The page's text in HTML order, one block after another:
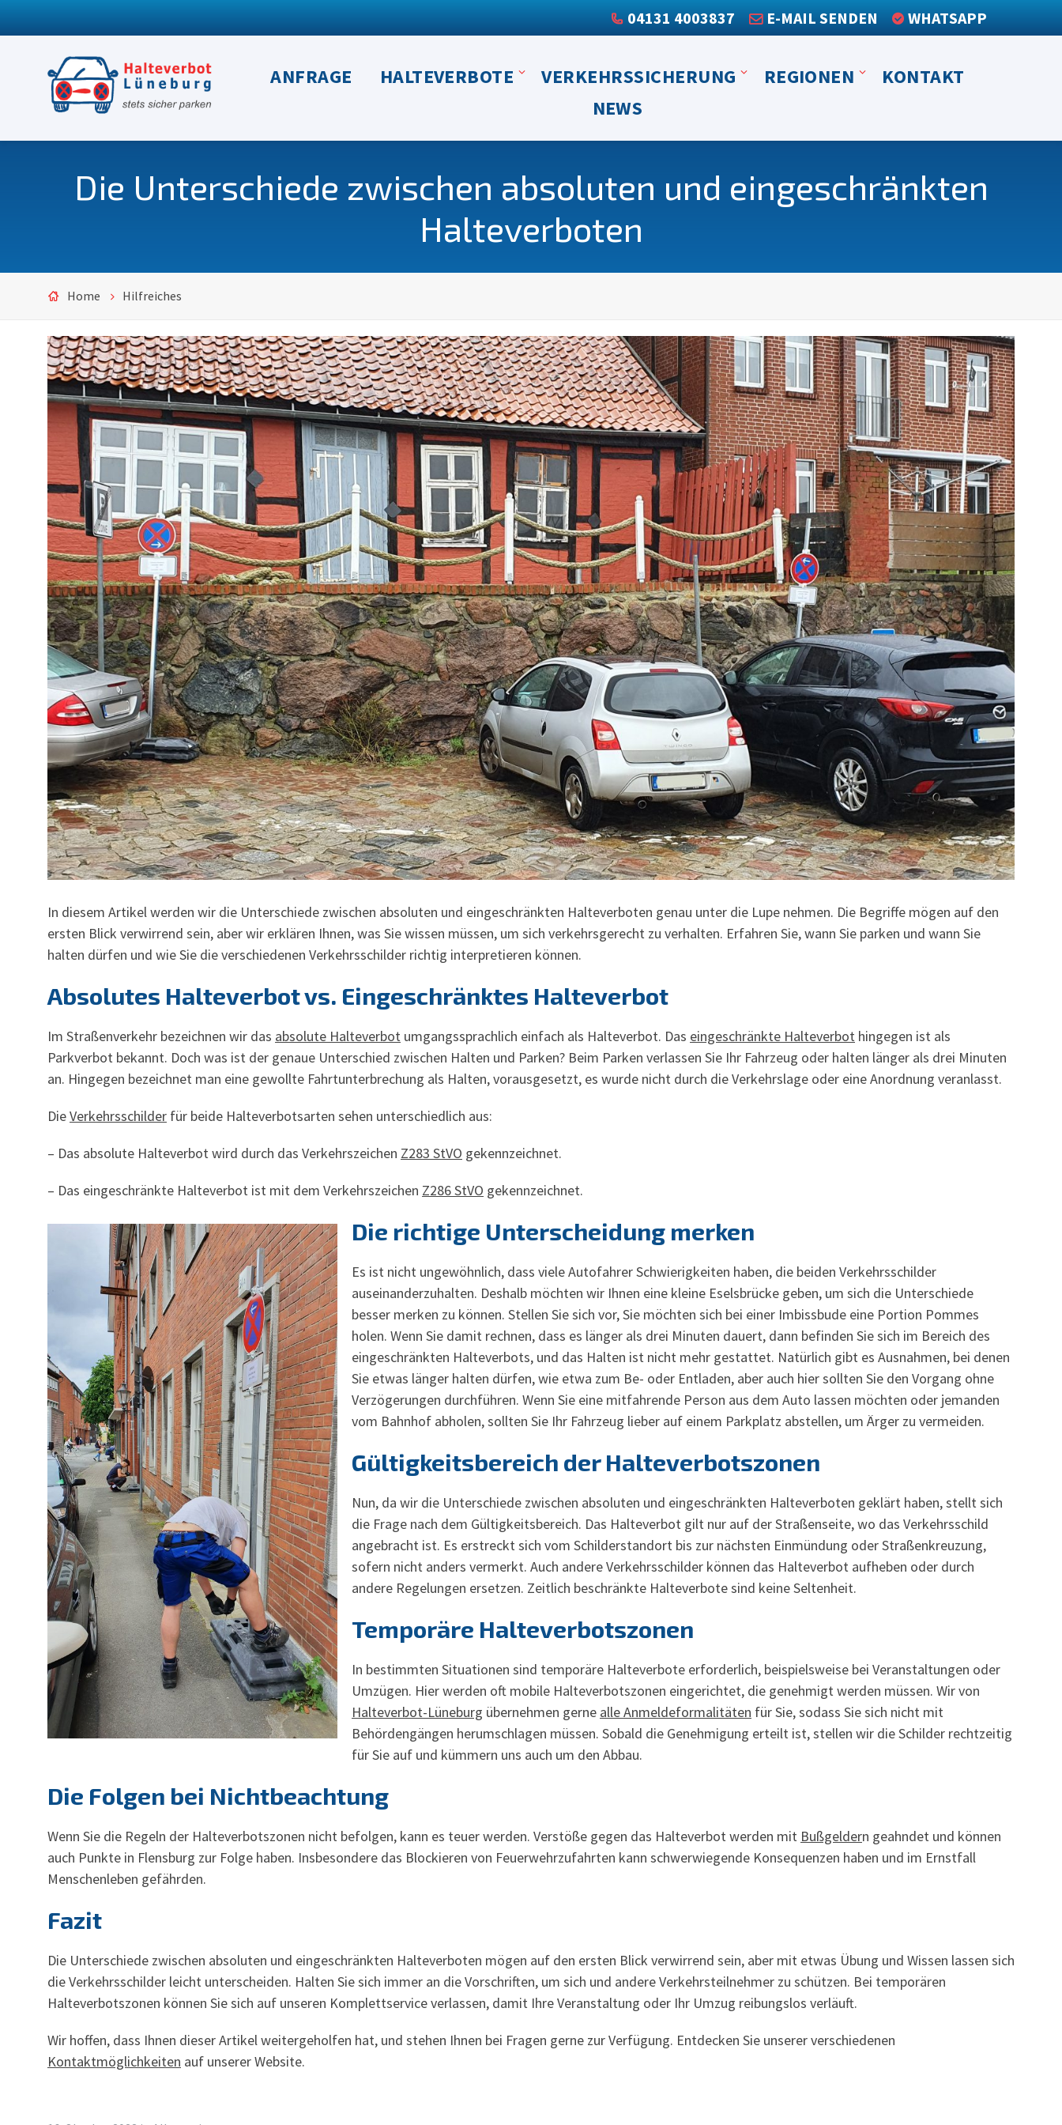
04131 4003837 E-MAIL SENDEN WHATSAPP
ANFRAGE HALTEVERBOTE VERKEHRSSICHERUNG REGIONEN
KONTAKT
NEWS
Die Unterschiede zwischen absoluten und eingeschränkten
Halteverboten
Home Hilfreiches
In diesem Artikel werden wir die Unterschiede zwischen absoluten und eingeschränkten Halteverboten genau unter die Lupe nehmen. Die Begriffe mögen auf den
ersten Blick verwirrend sein, aber wir erklären Ihnen, was Sie wissen müssen, um sich verkehrsgerecht zu verhalten. Erfahren Sie, wann Sie parken und wann Sie
halten dürfen und wie Sie die verschiedenen Verkehrsschilder richtig interpretieren können.
Absolutes Halteverbot vs. Eingeschränktes Halteverbot
Im Straßenverkehr bezeichnen wir das absolute Halteverbot umgangssprachlich einfach als Halteverbot. Das eingeschränkte Halteverbot hingegen ist als
Parkverbot bekannt. Doch was ist der genaue Unterschied zwischen Halten und Parken? Beim Parken verlassen Sie Ihr Fahrzeug oder halten länger als drei Minuten
an. Hingegen bezeichnet man eine gewollte Fahrtunterbrechung als Halten, vorausgesetzt, es wurde nicht durch die Verkehrslage oder eine Anordnung veranlasst.
DieVerkehrsschilder für beide Halteverbotsarten sehen unterschiedlich aus:
– Das absolute Halteverbot wird durch das Verkehrszeichen Z283 StVO gekennzeichnet.
– Das eingeschränkte Halteverbot ist mit dem Verkehrszeichen Z286 StVO gekennzeichnet.
Die richtige Unterscheidung merken
Es ist nicht ungewöhnlich, dass viele Autofahrer Schwierigkeiten haben, die beiden Verkehrsschilder
auseinanderzuhalten. Deshalb möchten wir Ihnen eine kleine Eselsbrücke geben, um sich die Unterschiede
besser merken zu können. Stellen Sie sich vor, Sie möchten sich bei einer Imbissbude eine Portion Pommes
holen. Wenn Sie damit rechnen, dass es länger als drei Minuten dauert, dann befinden Sie sich im Bereich des
eingeschränkten Halteverbots, und das Halten ist nicht mehr gestattet. Natürlich gibt es Ausnahmen, bei denen
Sie etwas länger halten dürfen, wie etwa zum Be- oder Entladen, aber auch hier sollten Sie den Vorgang ohne
Verzögerungen durchführen. Wenn Sie eine mitfahrende Person aus dem Auto lassen möchten oder jemanden
vom Bahnhof abholen, sollten Sie Ihr Fahrzeug lieber auf einem Parkplatz abstellen, um Ärger zu vermeiden.
Gültigkeitsbereich der Halteverbotszonen
Nun, da wir die Unterschiede zwischen absoluten und eingeschränkten Halteverboten geklärt haben, stellt sich
die Frage nach dem Gültigkeitsbereich. Das Halteverbot gilt nur auf der Straßenseite, wo das Verkehrsschild
angebracht ist. Es erstreckt sich vom Schilderstandort bis zur nächsten Einmündung oder Straßenkreuzung,
sofern nicht anders vermerkt. Auch andere Verkehrsschilder können das Halteverbot aufheben oder durch
andere Regelungen ersetzen. Zeitlich beschränkte Halteverbote sind keine Seltenheit.
Temporäre Halteverbotszonen
In bestimmten Situationen sind temporäre Halteverbote erforderlich, beispielsweise bei Veranstaltungen oder
Umzügen. Hier werden oft mobile Halteverbotszonen eingerichtet, die genehmigt werden müssen. Wir von
Halteverbot-Lüneburg übernehmen gerne alle Anmeldeformalitäten für Sie, sodass Sie sich nicht mit
Behördengängen herumschlagen müssen. Sobald die Genehmigung erteilt ist, stellen wir die Schilder rechtzeitig
für Sie auf und kümmern uns auch um den Abbau.
Die Folgen bei Nichtbeachtung
Wenn Sie die Regeln der Halteverbotszonen nicht befolgen, kann es teuer werden. Verstöße gegen das Halteverbot werden mit Bußgeldern geahndet und können
auch Punkte in Flensburg zur Folge haben. Insbesondere das Blockieren von Feuerwehrzufahrten kann schwerwiegende Konsequenzen haben und im Ernstfall
Menschenleben gefährden.
Fazit
Die Unterschiede zwischen absoluten und eingeschränkten Halteverboten mögen auf den ersten Blick verwirrend sein, aber mit etwas Übung und Wissen lassen sich
die Verkehrsschilder leicht unterscheiden. Halten Sie sich immer an die Vorschriften, um sich und andere Verkehrsteilnehmer zu schützen. Bei temporären
Halteverbotszonen können Sie sich auf unseren Komplettservice verlassen, damit Ihre Veranstaltung oder Ihr Umzug reibungslos verläuft.
Wir hoffen, dass Ihnen dieser Artikel weitergeholfen hat, und stehen Ihnen bei Fragen gerne zur Verfügung. Entdecken Sie unserer verschiedenen
Kontaktmöglichkeiten auf unserer Website.